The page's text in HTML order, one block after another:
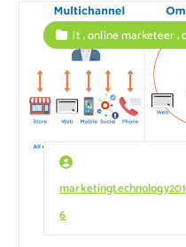
marketingtechnology201
6
it,online marketeer,